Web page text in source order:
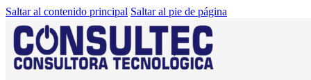
Saltar al contenido principal Saltar al pie de página